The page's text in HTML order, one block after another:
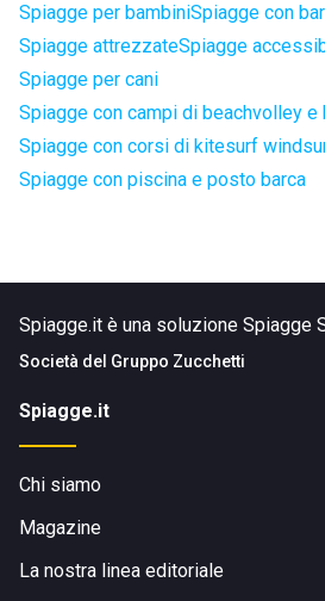
Spiagge per bambiniSpiagge con
Spiagge attrezzateSpiagge
Spiagge per cani
Spiagge con campi di beachvolley e
Spiagge con corsi di kitesurf
Spiagge con piscina e posto barca
Spiagge.it è una soluzione Spiagge
Società del Gruppo Zucchetti
Spiagge.it
Chi siamo
Magazine
La nostra linea editoriale